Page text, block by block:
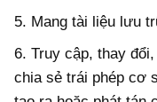
5. Mang tài liệu lưu
6. Truy cập, thay
chia sẻ trái phép cơ